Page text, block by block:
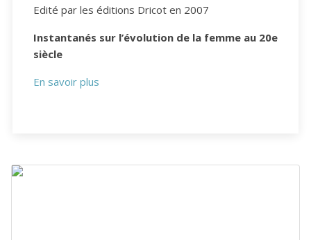
Edité par les éditions Dricot en 2007
Instantanés sur l’évolution de la femme au 20e
siècle
En savoir plus